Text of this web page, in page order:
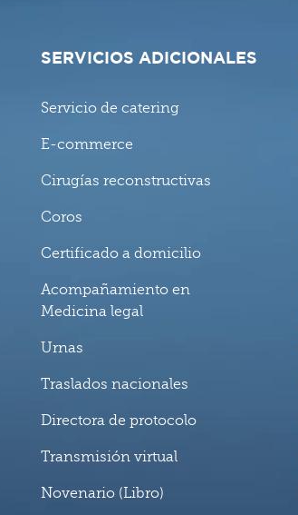
SERVICIOS ADICIONALES
Servicio de catering
E-commerce
Cirugías reconstructivas
Coros
Certificado a domicilio
Acompañamiento en
Medicina legal
Urnas
Traslados nacionales
Directora de protocolo
Transmisión virtual
Novenario (Libro)